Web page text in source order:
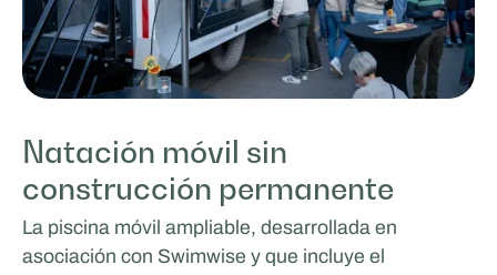
Natación móvil sin
construcción permanente
La piscina móvil ampliable, desarrollada en
asociación con Swimwise y que incluye el